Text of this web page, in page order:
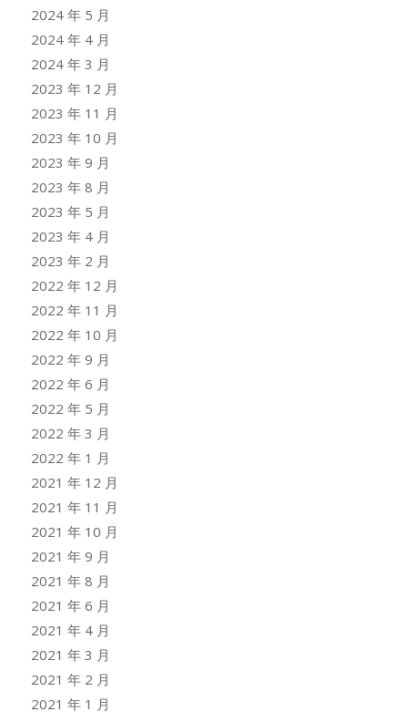
2024 年 5 月
2024 年 4 月
2024 年 3 月
2023 年 12 月
2023 年 11 月
2023 年 10 月
2023 年 9 月
2023 年 8 月
2023 年 5 月
2023 年 4 月
2023 年 2 月
2022 年 12 月
2022 年 11 月
2022 年 10 月
2022 年 9 月
2022 年 6 月
2022 年 5 月
2022 年 3 月
2022 年 1 月
2021 年 12 月
2021 年 11 月
2021 年 10 月
2021 年 9 月
2021 年 8 月
2021 年 6 月
2021 年 4 月
2021 年 3 月
2021 年 2 月
2021 年 1 月